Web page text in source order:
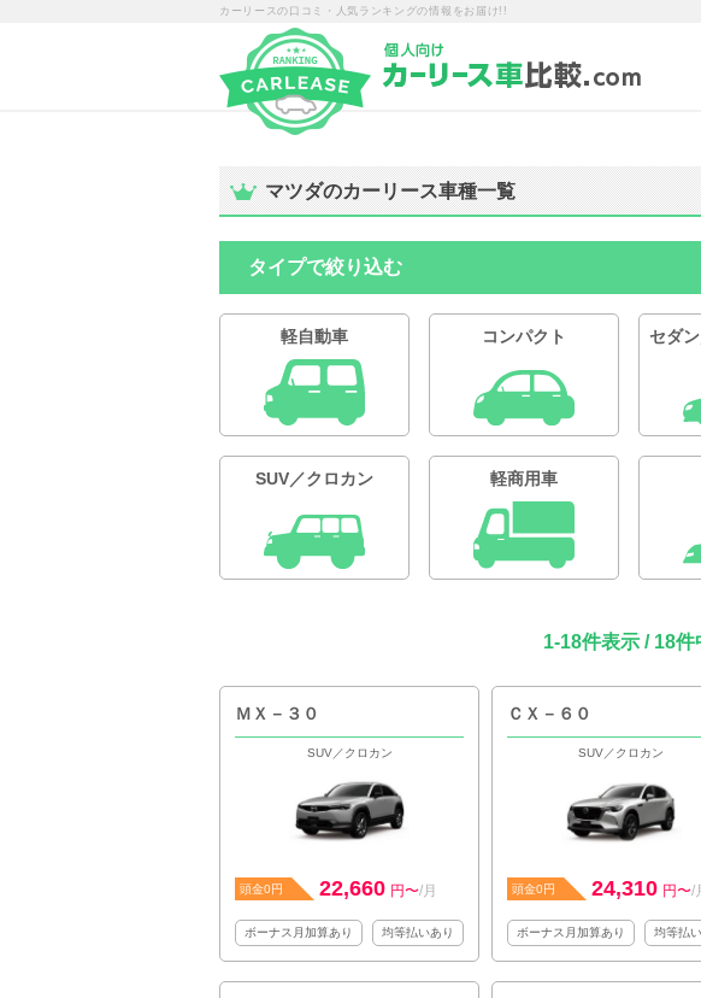
カーリースの口コミ・人気ランキングの情報をお届け!!
マツダのカーリース車種一覧
タイプで絞り込む
軽自動車 コンパクト セダ
SUV／クロカン 軽商用車
1-18件表示 / 18件
ＭＸ－３０
SUV／クロカン
頭金0円 22,660 円〜/月
ボーナス月加算あり 均等払いあり
ＣＸ－６０
SUV／クロカン
頭金0円 24,310 円〜/
ボーナス月加算あり 均等払